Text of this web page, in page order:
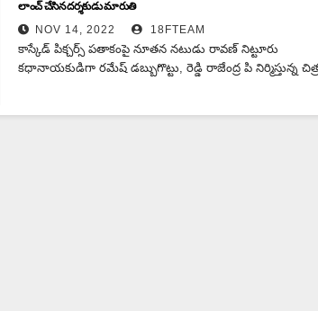
లాంచ్ చేసిన దర్శకుడు మారుతి
NOV 14, 2022 18FTEAM
కాస్కేడ్ పిక్చర్స్ పతాకంపై నూతన నటుడు రావణ్ నిట్టూరు
కధానాయకుడిగా రమేష్ డబ్బుగొట్టు, రెడ్డి రాజేంద్ర పి నిర్మిస్తున్న